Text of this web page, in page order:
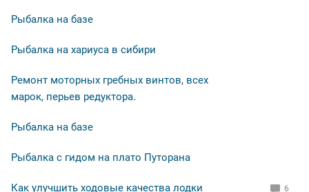
Рыбалка на базе
Рыбалка на хариуса в сибири
Ремонт моторных гребных винтов, всех
марок, перьев редуктора.
Рыбалка на базе
Рыбалка с гидом на плато Путорана
Как улучшить ходовые качества лодки 6